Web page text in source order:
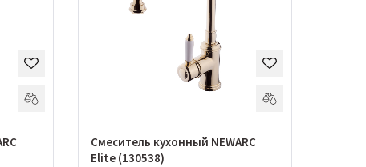
Смеситель кухонный NEWARC
Elite (130538)